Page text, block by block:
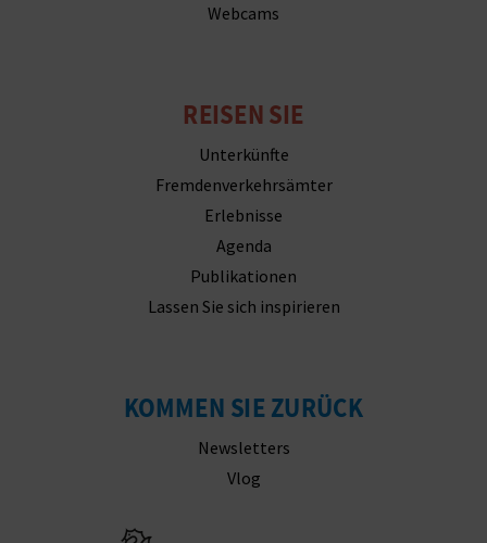
Webcams
REISEN SIE
Unterkünfte
Fremdenverkehrsämter
Erlebnisse
Agenda
Publikationen
Lassen Sie sich inspirieren
KOMMEN SIE ZURÜCK
Newsletters
Vlog